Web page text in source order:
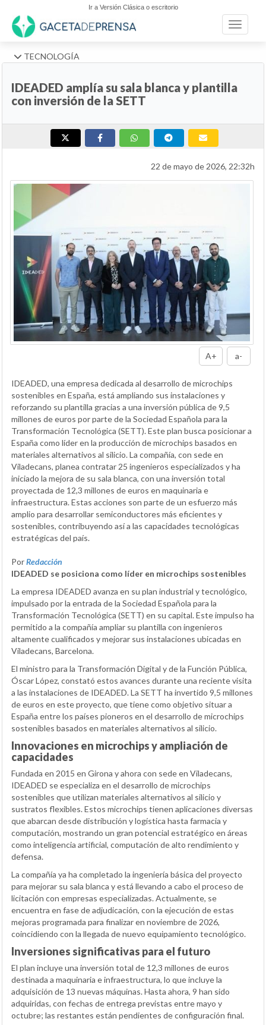
Ir a Versión Clásica o escritorio
Toggle
TECNOLOGÍA
IDEADED amplía su sala blanca y plantilla
con inversión de la SETT
22 de mayo de 2026, 22:32h
A+ a-
IDEADED, una empresa dedicada al desarrollo de microchips
sostenibles en España, está ampliando sus instalaciones y
reforzando su plantilla gracias a una inversión pública de 9,5
millones de euros por parte de la Sociedad Española para la
Transformación Tecnológica (SETT). Este plan busca posicionar a
España como líder en la producción de microchips basados en
materiales alternativos al silicio. La compañía, con sede en
Viladecans, planea contratar 25 ingenieros especializados y ha
iniciado la mejora de su sala blanca, con una inversión total
proyectada de 12,3 millones de euros en maquinaria e
infraestructura. Estas acciones son parte de un esfuerzo más
amplio para desarrollar semiconductores más eficientes y
sostenibles, contribuyendo así a las capacidades tecnológicas
estratégicas del país.
PorRedacción
IDEADED se posiciona como líder en microchips sostenibles
La empresa IDEADED avanza en su plan industrial y tecnológico,
impulsado por la entrada de la Sociedad Española para la
Transformación Tecnológica (SETT) en su capital. Este impulso ha
permitido a la compañía ampliar su plantilla con ingenieros
altamente cualificados y mejorar sus instalaciones ubicadas en
Viladecans, Barcelona.
El ministro para la Transformación Digital y de la Función Pública,
Óscar López, constató estos avances durante una reciente visita
a las instalaciones de IDEADED. La SETT ha invertido 9,5 millones
de euros en este proyecto, que tiene como objetivo situar a
España entre los países pioneros en el desarrollo de microchips
sostenibles basados en materiales alternativos al silicio.
Innovaciones en microchips y ampliación de
capacidades
Fundada en 2015 en Girona y ahora con sede en Viladecans,
IDEADED se especializa en el desarrollo de microchips
sostenibles que utilizan materiales alternativos al silicio y
sustratos flexibles. Estos microchips tienen aplicaciones diversas
que abarcan desde distribución y logística hasta farmacia y
computación, mostrando un gran potencial estratégico en áreas
como inteligencia artificial, computación de alto rendimiento y
defensa.
La compañía ya ha completado la ingeniería básica del proyecto
para mejorar su sala blanca y está llevando a cabo el proceso de
licitación con empresas especializadas. Actualmente, se
encuentra en fase de adjudicación, con la ejecución de estas
mejoras programada para finalizar en noviembre de 2026,
coincidiendo con la llegada de nuevo equipamiento tecnológico.
Inversiones significativas para el futuro
El plan incluye una inversión total de 12,3 millones de euros
destinada a maquinaria e infraestructura, lo que incluye la
adquisición de 13 nuevas máquinas. Hasta ahora, 9 han sido
adquiridas, con fechas de entrega previstas entre mayo y
octubre; las restantes están pendientes de configuración final.